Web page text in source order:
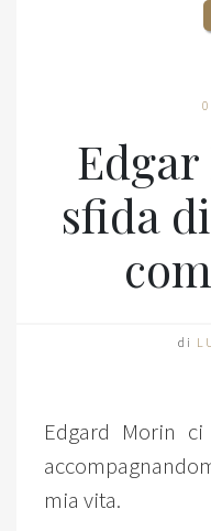
sfida
di
Edgard Morin
mia vita.